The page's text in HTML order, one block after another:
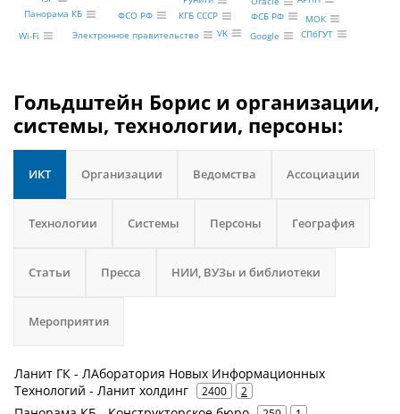
Панорама КБ ФСО РФ КГБ СССР ФСБ РФ
Wi-Fi Электронное правительство VK Google СПбГУТ
МОК
Гольдштейн Борис и организации,
системы, технологии, персоны:
ИКТ Организации Ведомства Ассоциации
Технологии Системы Персоны География
Статьи Пресса НИИ, ВУЗы и библиотеки
Мероприятия
Ланит ГК - ЛАборатория Новых Информационных
Технологий - Ланит холдинг
2400 2